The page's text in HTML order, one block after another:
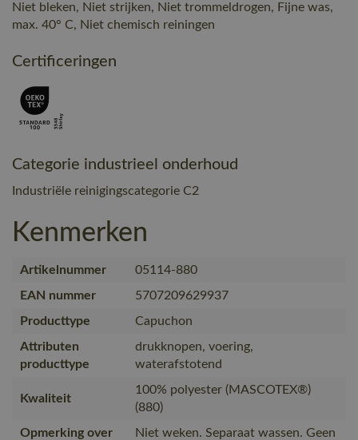
Niet bleken, Niet strijken, Niet trommeldrogen, Fijne was,
max. 40° C, Niet chemisch reiningen
Certificeringen
Categorie industrieel onderhoud
Industriële reinigingscategorie C2
Kenmerken
Artikelnummer
05114-880
EAN nummer
5707209629937
Producttype
Capuchon
Attributen
producttype
drukknopen, voering,
waterafstotend
Kwaliteit
100% polyester (MASCOTEX®)
(880)
Opmerking over
Niet weken. Separaat wassen. Geen